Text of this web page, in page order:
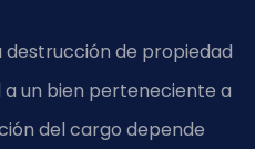
destrucción de propiedad
un bien perteneciente a
del cargo depende